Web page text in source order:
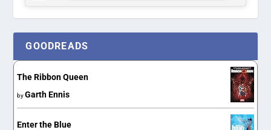
GOODREADS
The Ribbon Queen
byGarth Ennis
Enter the Blue